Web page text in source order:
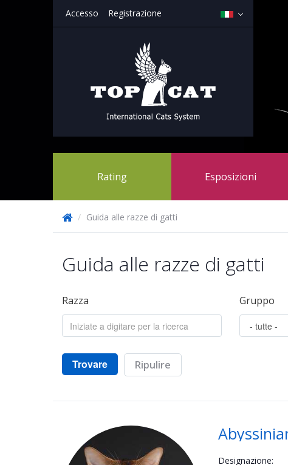
Accesso Registrazione
Rating Esposizioni
/ Guida alle razze di gatti
Guida alle razze di gatti
Razza Gruppo
Trovare Ripulire
Designazione: